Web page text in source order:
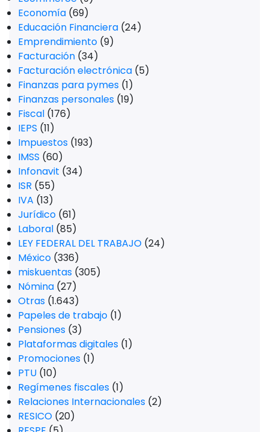
Economía (69)
Educación Financiera (24)
Emprendimiento (9)
Facturación (34)
Facturación electrónica (5)
Finanzas para pymes (1)
Finanzas personales (19)
Fiscal (176)
IEPS (11)
Impuestos (193)
IMSS (60)
Infonavit (34)
ISR (55)
IVA (13)
Jurídico (61)
Laboral (85)
LEY FEDERAL DEL TRABAJO (24)
México (336)
miskuentas (305)
Nómina (27)
Otras (1.643)
Papeles de trabajo (1)
Pensiones (3)
Plataformas digitales (1)
Promociones (1)
PTU (10)
Regímenes fiscales (1)
Relaciones Internacionales (2)
RESICO (20)